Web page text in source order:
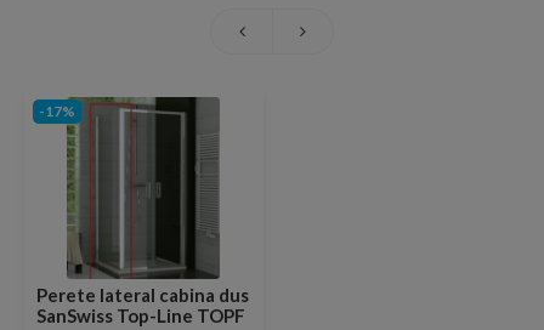
-17%
Perete lateral cabina dus
SanSwiss Top-Line TOPF